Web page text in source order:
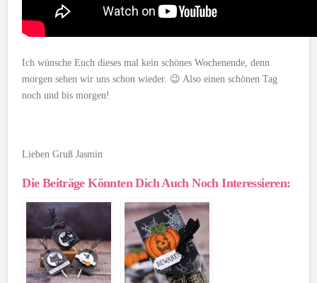
Ich wünsche Euch dieses mal kein schönes Wochenende, denn
morgen sehen wir uns schon wieder. 😉 Also einen schönen Tag
noch und bis morgen!
Lieben Gruß Jasmin
Die Beiträge Könnten Dich Auch Noch Interessieren: